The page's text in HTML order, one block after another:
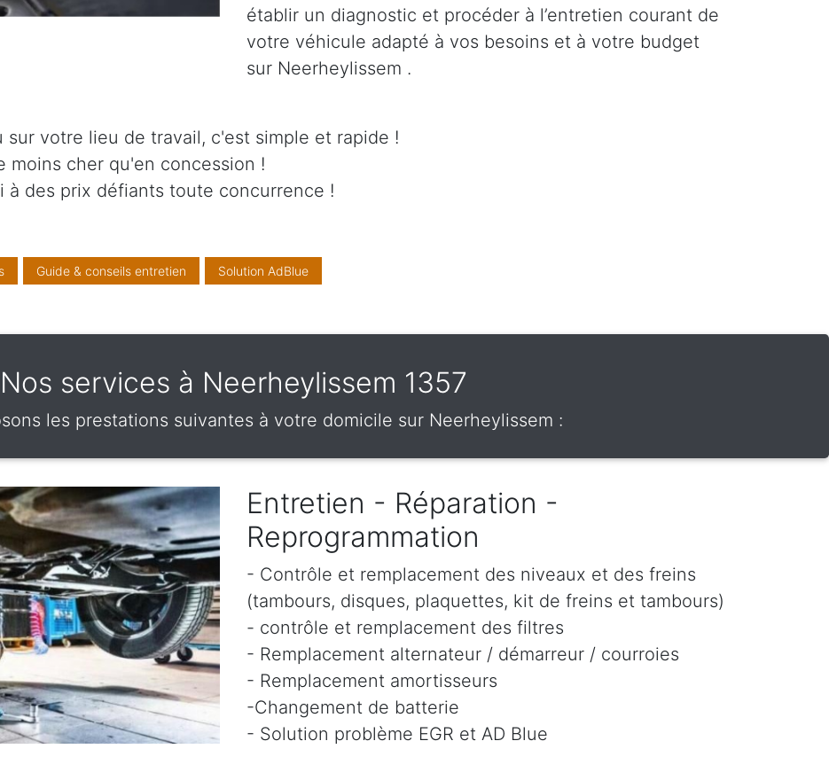
établir un diagnostic et procéder à l’entretien courant de
votre véhicule adapté à vos besoins et à votre budget
sur Neerheylissem .
votre lieu de travail, c'est simple et rapide !
moins cher qu'en concession !
à des prix défiants toute concurrence !
Guide & conseils entretien Solution AdBlue
Nos services à Neerheylissem 1357
les prestations suivantes à votre domicile sur Neerheylissem :
Entretien - Réparation -
Reprogrammation
- Contrôle et remplacement des niveaux et des freins
(tambours, disques, plaquettes, kit de freins et tambours)
- contrôle et remplacement des filtres
- Remplacement alternateur / démarreur / courroies
- Remplacement amortisseurs
-Changement de batterie
- Solution problème EGR et AD Blue